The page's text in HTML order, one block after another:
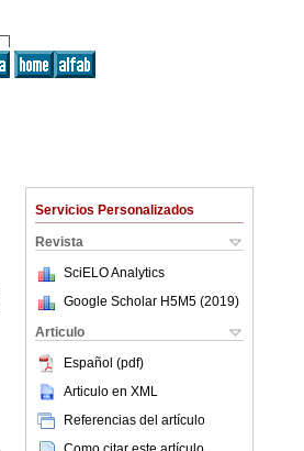
Servicios Personalizados
Revista
SciELO Analytics
Google Scholar H5M5 (2019)
Articulo
Español (pdf)
Articulo en XML
Referencias del artículo